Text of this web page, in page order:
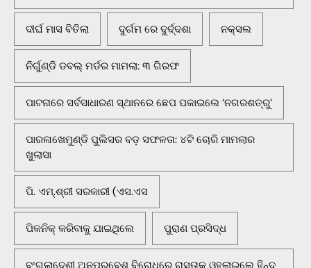
ଦୀର୍ଘ ମାସ ବିତିଲା ଦୁର୍ଗମ ରେ ଦୁର୍ଦ୍ଦଶା ନକ୍ସଲ
ନିର୍ଗୁଣ୍ଡି ଡବଲ୍ ମର୍ଡର ମାମଲା: ୩ ଗିରଫ
ପାଟନାରେ ସର୍ବସାଧାରଣ ସ୍ଥାନରେ ଛେପ ପକାଇଲେ ‘ନଗରଶତ୍ରୁ’
ପାରଳାଖେମୁଣ୍ଡି ପୁଲିସର ବଡ଼ ସଫଳତା: ୪ଟି ଚୋରି ମାମଲାର
ଖୁଲାସା
ପି. ଏମ୍.ଶ୍ରୀ ସରକାରୀ (ଏସ.ଏସ
ପିକନିକ୍‌ କରିବାକୁ ଯାଇଥିଲେ ପୁରାଣ ପ୍ରସିଦ୍ଧ
ବଂଗଲାଦେଶୀ ଅନୁପ୍ରବେଶ ବିରୋଧରେ ରାସ୍ତାକୁ ଓହ୍ଲାଇଲେ ହିନ୍ଦୁ